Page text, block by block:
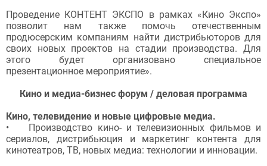
Проведение КОНТЕНТ ЭКСПО в рамках «Кино Экспо»
позволит нам также помочь отечественным
продюсерским компаниям найти дистрибьюторов для
своих новых проектов на стадии производства. Для
этого будет организовано специальное
презентационное мероприятие».
Кино и медиа-бизнес форум / деловая программа
Кино, телевидение и новые цифровые медиа.
• Производство кино- и телевизионных фильмов и
сериалов, дистрибьюция и маркетинг контента для
кинотеатров, ТВ, новых медиа: технологии и инновации.